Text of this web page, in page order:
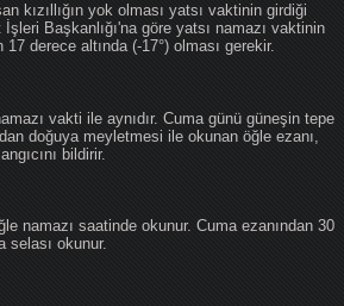
kızıllığın yok olması yatsı vaktinin girdiği
Başkanlığı'na göre yatsı namazı vaktinin
derece altında (-17°) olması gerekir.
vakti ile aynıdır. Cuma günü güneşin tepe
doğuya meyletmesi ile okunan öğle ezanı,
bildirir.
namazı saatinde okunur. Cuma ezanından 30
selası okunur.